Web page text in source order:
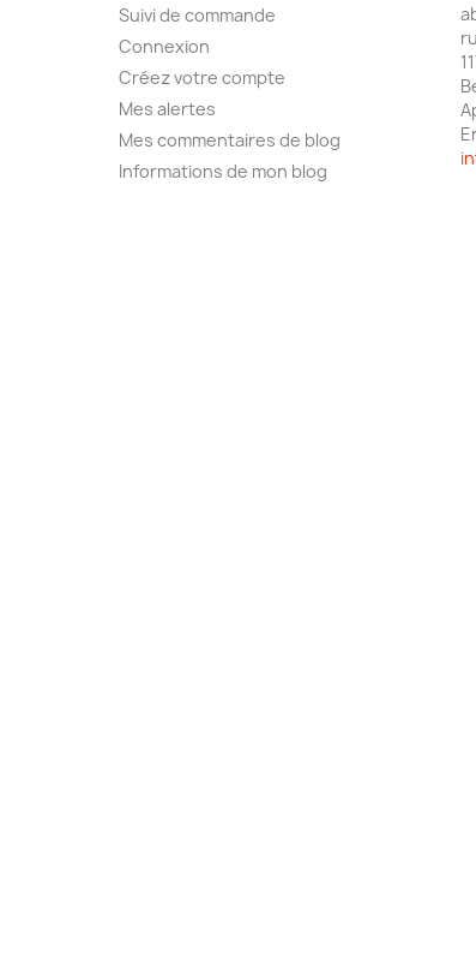
Suivi de commande
Connexion
Créez votre compte
Mes alertes
Mes commentaires de blog
Informations de mon blog